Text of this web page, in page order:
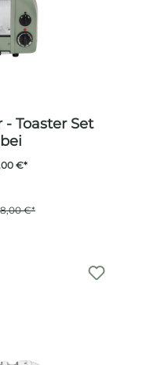
Toaster Set
€*
€*